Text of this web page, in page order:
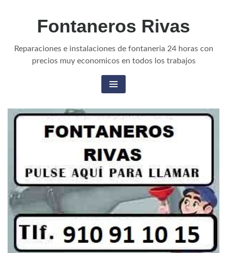
Fontaneros Rivas
Reparaciones e instalaciones de fontaneria 24 horas con
precios muy economicos en todos los trabajos